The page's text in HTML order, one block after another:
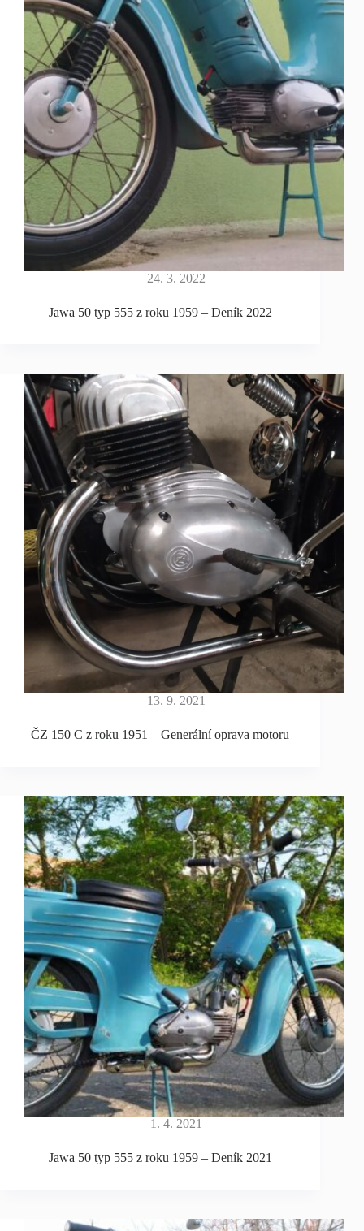
24. 3. 2022
Jawa 50 typ 555 z roku 1959 – Deník 2022
13. 9. 2021
ČZ 150 C z roku 1951 – Generální oprava motoru
1. 4. 2021
Jawa 50 typ 555 z roku 1959 – Deník 2021